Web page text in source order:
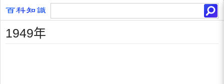
1949年